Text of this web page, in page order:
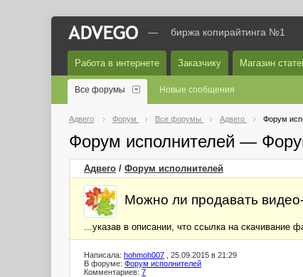
— биржа копирайтинга №1
Работа в интернете Заказчику Магазин
Все форумы Новые сообщения
Адвего Форум Все форумы Адвего Форум
Форум исполнителей —
Адвего / Форум исполнителей
Можно ли продавать
...указав в описании, что ссылка на скачивание
Написала: hohmoh007 , 25.09.2015 в 21:29
В форуме: Форум исполнителей
Комментариев: 7